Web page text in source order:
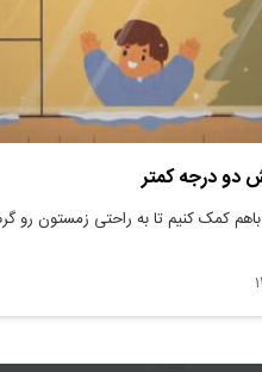
دو درجه کمتر
کمک کنیم تا به راحتی زمستون رو